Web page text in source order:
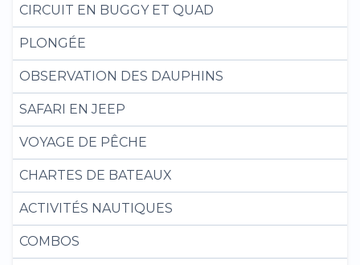
CIRCUIT EN BUGGY ET QUAD
PLONGÉE
OBSERVATION DES DAUPHINS
SAFARI EN JEEP
VOYAGE DE PÊCHE
CHARTES DE BATEAUX
ACTIVITÉS NAUTIQUES
COMBOS